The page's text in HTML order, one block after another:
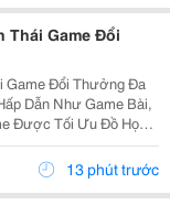
Thái Game Đổi
Game Đổi Thưởng Đa
Dẫn Như Game Bài,
Được Tối Ưu Đồ Họa
Lệ Trả Thưởng Cạnh
Đại.
13 phút trước